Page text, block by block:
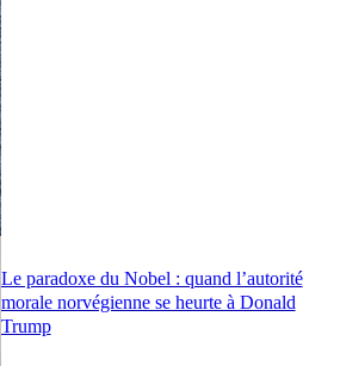
Le paradoxe du Nobel : quand l’autorité
morale norvégienne se heurte à Donald
Trump